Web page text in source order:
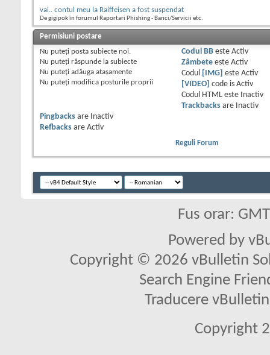
vai.. contul meu la Raiffeisen a fost suspendat
De gigipok în forumul Raportari Phishing - Banci/Servicii etc.
Permisiuni postare
Nu puteţi posta subiecte noi.
Nu puteţi răspunde la subiecte
Nu puteţi adăuga ataşamente
Nu puteţi modifica posturile proprii
Codul BBeste Activ
Zâmbeteeste Activ
Codul
[IMG] este Activ
[VIDEO]
code is Activ
Codul HTML este
Inactiv
Trackbacksare
Inactiv
Pingbacks are
Inactiv
Refbacks are Activ
Reguli Forum
Fus orar:
Powered by
Copyright © 2026 vBulletin
Search Engine
Traducere
Copyright